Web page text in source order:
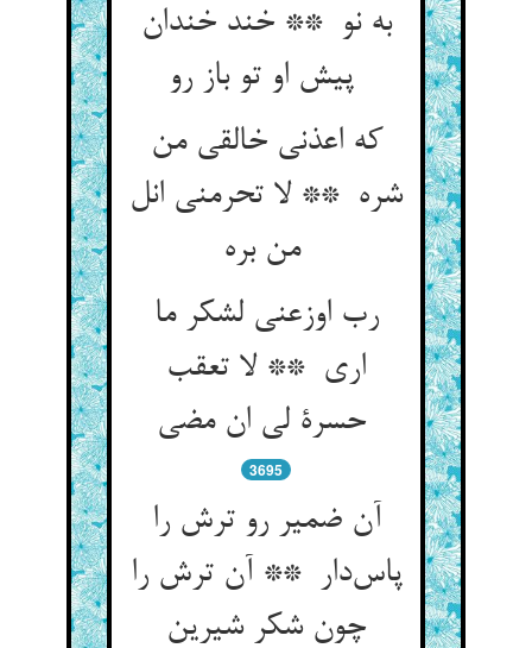
به نو ** خند خندان
که اعذنی خالقی من
شره ** لا تحرمنی انل
من بره
رب اوزعنی لشکر ما
اری ** لا تعقب
3695
آن ضمیر رو ترش را
پاس‌دار ** آن ترش را
چون شکر شیرین